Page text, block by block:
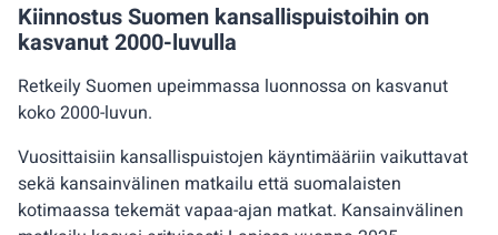
Kiinnostus Suomen kansallispuistoihin on
kasvanut 2000-luvulla
Retkeily Suomen upeimmassa luonnossa on kasvanut
koko 2000-luvun.
Vuosittaisiin kansallispuistojen käyntimääriin vaikuttavat
sekä kansainvälinen matkailu että suomalaisten
kotimaassa tekemät vapaa-ajan matkat. Kansainvälinen